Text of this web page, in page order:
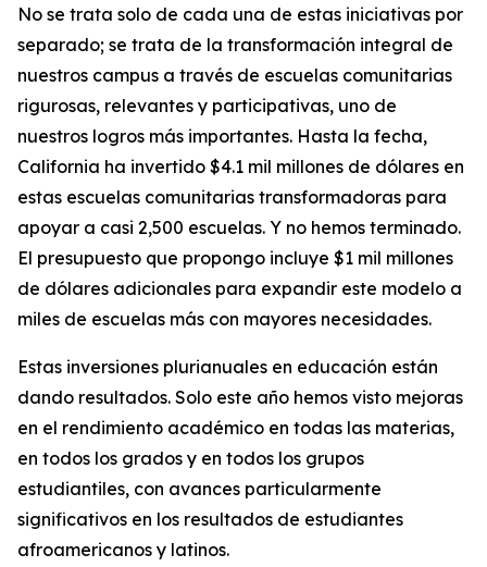
No se trata solo de cada una de estas iniciativas por
separado; se trata de la transformación integral de
nuestros campus a través de escuelas comunitarias
rigurosas, relevantes y participativas, uno de
nuestros logros más importantes. Hasta la fecha,
California ha invertido $4.1 mil millones de dólares en
estas escuelas comunitarias transformadoras para
apoyar a casi 2,500 escuelas. Y no hemos terminado.
El presupuesto que propongo incluye $1 mil millones
de dólares adicionales para expandir este modelo a
miles de escuelas más con mayores necesidades.
Estas inversiones plurianuales en educación están
dando resultados. Solo este año hemos visto mejoras
en el rendimiento académico en todas las materias,
en todos los grados y en todos los grupos
estudiantiles, con avances particularmente
significativos en los resultados de estudiantes
afroamericanos y latinos.